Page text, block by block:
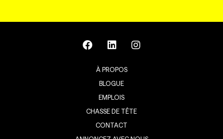
À PROPOS
BLOGUE
EMPLOIS
CHASSE DE TÊTE
CONTACT